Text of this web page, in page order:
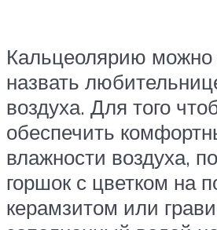
Кальцеолярию
назвать
воздуха. Для того
обеспечить
влажности воздуха,
горшок с цветком на
керамзитом или